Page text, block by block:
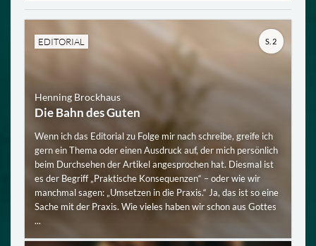
EDITORIAL
Henning Brockhaus
Die Bahn des Guten
Wenn ich das Editorial zu Folge mir nach schreibe, greife ich
gern ein Thema oder einen Ausdruck auf, der mich persönlich
beim Durchsehen der Artikel angesprochen hat. Diesmal ist
es der Begriff „Praktische Konsequenzen“ – oder wie wir
manchmal sagen: „Umsetzen in die Praxis.“ Ja, das ist so eine
Sache mit der Praxis. Wie vieles haben wir schon aus Gottes
...
S. 2